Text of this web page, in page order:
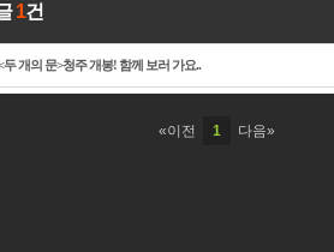
1건
개의 문>청주 개봉! 함께 보러 가요..
«이전 1 다음»